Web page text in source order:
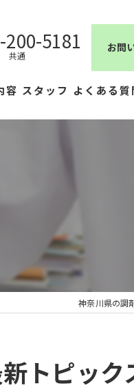
200-5181
共通
お問
容 スタッフ よくある質
神奈川県の調
トピック